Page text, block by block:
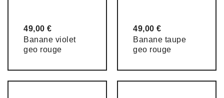
49,00 €
Banane violet
geo rouge
49,00 €
Banane taupe
geo rouge